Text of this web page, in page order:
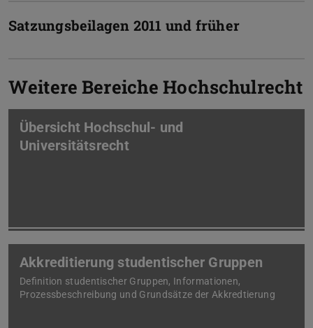
Satzungsbeilagen 2011 und früher
Weitere Bereiche Hochschulrecht
Übersicht Hochschul- und
Universitätsrecht
Akkreditierung studentischer Gruppen
Definition studentischer Gruppen, Informationen,
Prozessbeschreibung und Grundsätze der Akkredtierung